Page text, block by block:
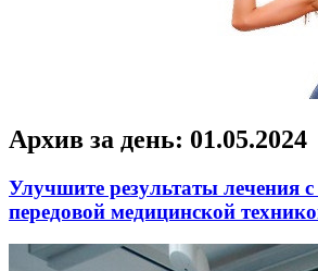
Архив за день: 01.05.2024
Улучшите результаты лечения
передовой медицинской